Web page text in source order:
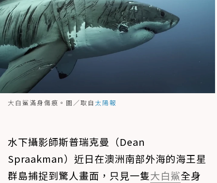
大白鯊滿身傷痕。圖／取自 太陽報
水下攝影師斯普瑞克曼（Dean
Spraakman）近日在澳洲南部外海的海王星
群島捕捉到驚人畫面，只見一隻大白鯊全身